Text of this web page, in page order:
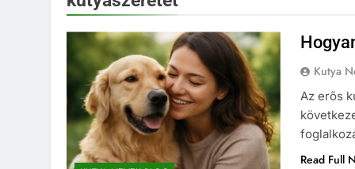
Kutya
Az erős
Read Full